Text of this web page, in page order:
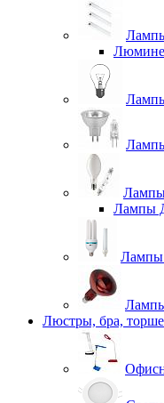
Лампы
Лампы
Лампы
Люстры, бра,